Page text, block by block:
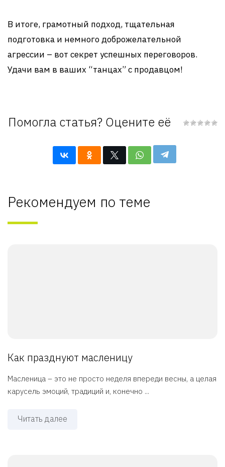
В итоге, грамотный подход, тщательная
подготовка и немного доброжелательной
агрессии – вот секрет успешных переговоров.
Удачи вам в ваших “танцах” с продавцом!
Помогла статья? Оцените её
Рекомендуем по теме
Как празднуют масленицу
Масленица – это не просто неделя впереди весны, а целая
карусель эмоций, традиций и, конечно ...
Читать далее